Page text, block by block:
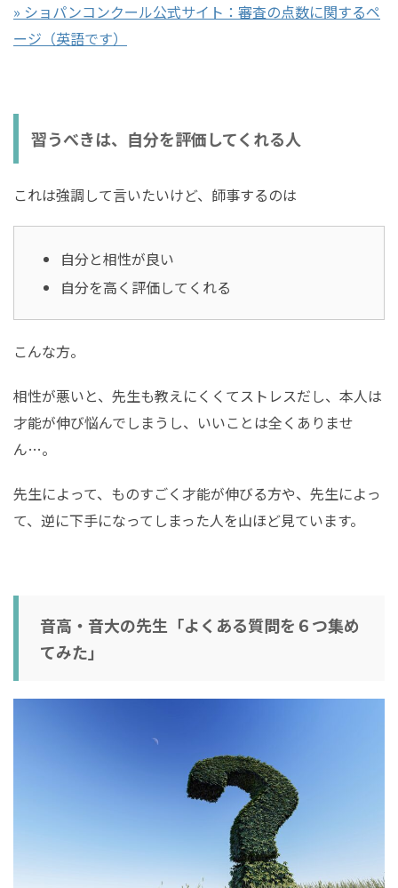
» ショパンコンクール公式サイト：審査の点数に関するペ
ージ（英語です）
習うべきは、自分を評価してくれる人
これは強調して言いたいけど、師事するのは
自分と相性が良い
自分を高く評価してくれる
こんな方。
相性が悪いと、先生も教えにくくてストレスだし、本人は
才能が伸び悩んでしまうし、いいことは全くありませ
ん…。
先生によって、ものすごく才能が伸びる方や、先生によっ
て、逆に下手になってしまった人を山ほど見ています。
音高・音大の先生「よくある質問を６つ集め
てみた」